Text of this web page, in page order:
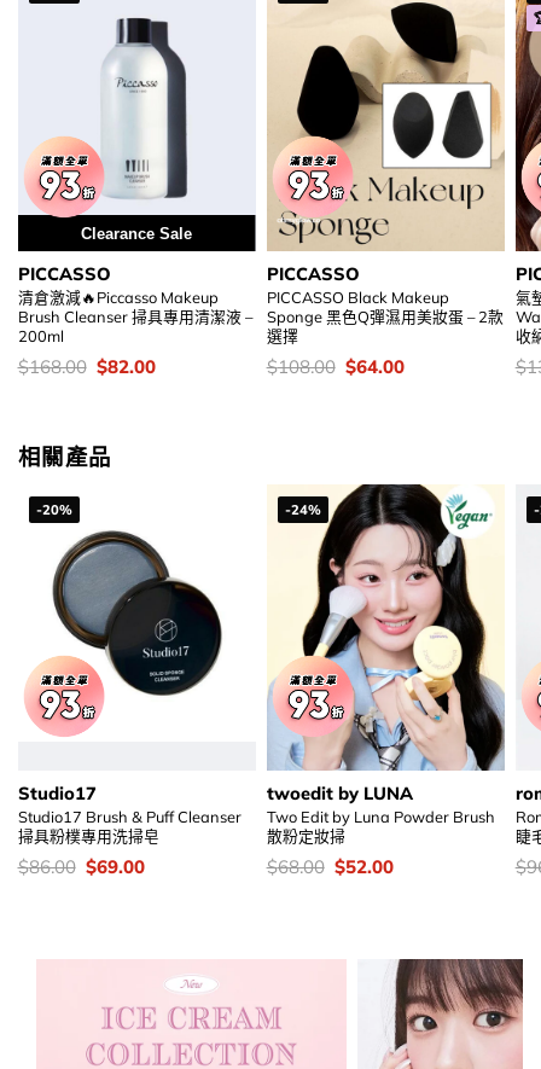
Clearance Sale
PICCASSO
清倉激減🔥Piccasso Makeup
Brush Cleanser 掃具專用清潔液 –
200ml
價
錢：
$168.00 Original
price
$82.00Current
PICCASSO
PICCASSO Black Makeup
Sponge 黑色Q彈濕用美妝蛋 – 2款
選擇
價
錢：
$108.00 Original
price
$64.00Current
氣
收
價
錢
$
相關產品
-20%
Studio17
Studio17 Brush & Puff Cleanser
掃具粉樸專用洗掃皂
價
錢：
$86.00 Original
price
$69.00Current
-24%
twoedit by LUNA
Two Edit by Luna Powder Brush
散粉定妝掃
價
錢：
$68.00 Original
price
$52.00Current
睫
價
錢
$